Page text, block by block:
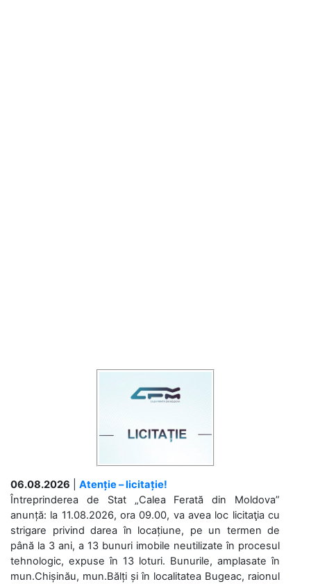
06.08.2026
Atenție – licitație!
Întreprinderea de Stat „Calea Ferată din Moldova”
anunță: la 11.08.2026, ora 09.00, va avea loc licitaţia cu
strigare privind darea în locațiune, pe un termen de
până la 3 ani, a 13 bunuri imobile neutilizate în procesul
tehnologic, expuse în 13 loturi. Bunurile, amplasate în
mun.Chișinău, mun.Bălți și în localitatea Bugeac, raionul